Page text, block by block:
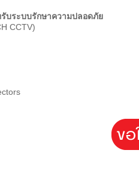
บระบบรักษาความปลอดภัย
CCTV)